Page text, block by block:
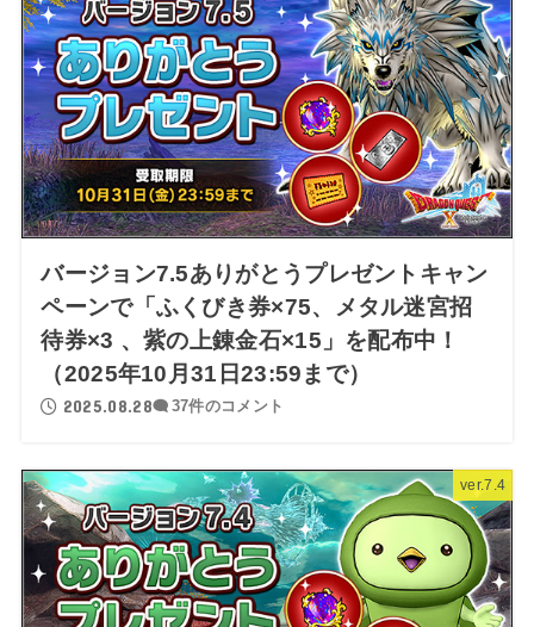
バージョン7.5ありがとうプレゼントキャン
ペーンで「ふくびき券×75、メタル迷宮招
待券×3 、紫の上錬金石×15」を配布中！
（2025年10月31日23:59まで）
2025.08.28 37件のコメント
ver.7.4